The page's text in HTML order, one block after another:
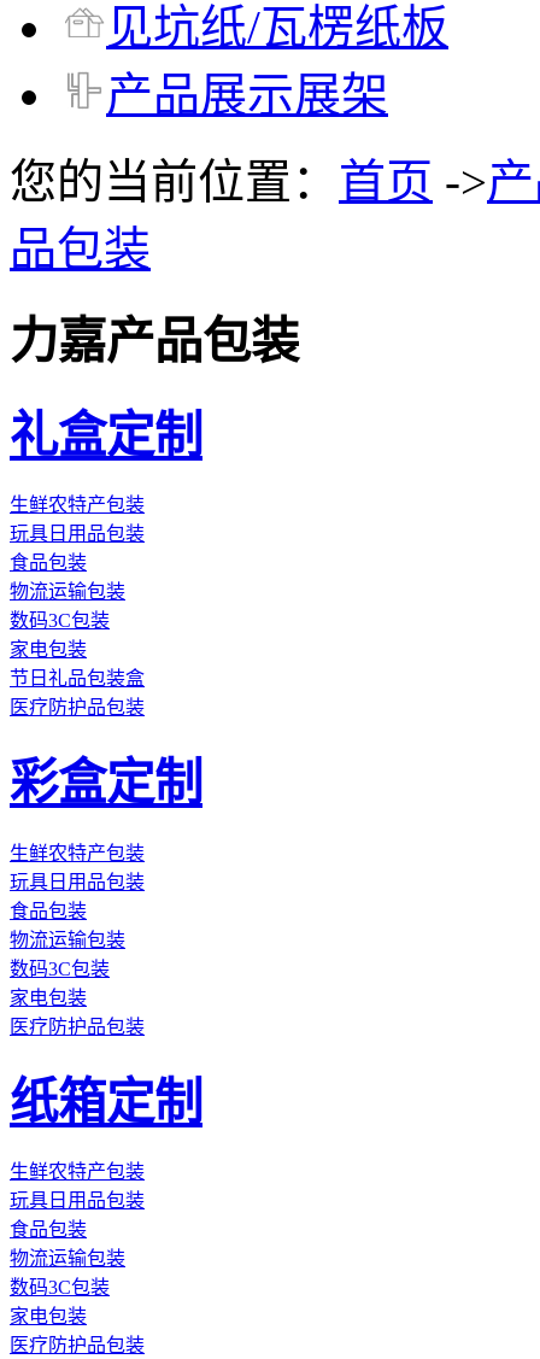
见坑纸/瓦楞纸板
产品展示展架
您的当前位置： 首页 ->
品包装
力嘉产品包装
礼盒定制
生鲜农特产包装
玩具日用品包装
食品包装
物流运输包装
数码3C包装
家电包装
节日礼品包装盒
医疗防护品包装
彩盒定制
生鲜农特产包装
玩具日用品包装
食品包装
物流运输包装
数码3C包装
家电包装
医疗防护品包装
纸箱定制
生鲜农特产包装
玩具日用品包装
食品包装
物流运输包装
数码3C包装
家电包装
医疗防护品包装